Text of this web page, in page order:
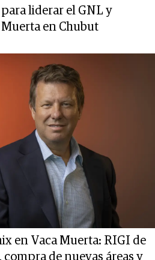
para liderar el GNL y
en Chubut
en Vaca Muerta: RIGI de
de nuevas áreas y